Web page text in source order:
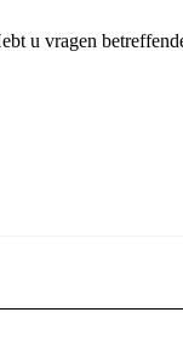
u vragen